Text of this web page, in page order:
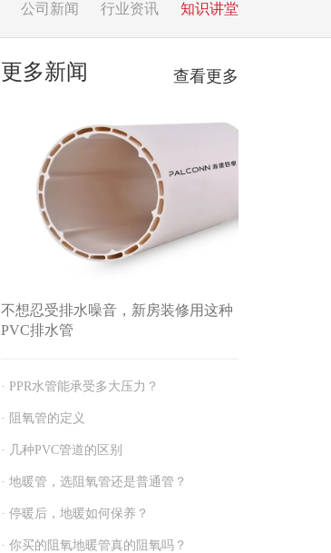
公司新闻 行业资讯 知识讲堂
更多新闻 查看更多
不想忍受排水噪音，新房装修用这种
PVC排水管
· PPR水管能承受多大压力？
· 阻氧管的定义
· 几种PVC管道的区别
· 地暖管，选阻氧管还是普通管？
· 停暖后，地暖如何保养？
· 你买的阻氧地暖管真的阻氧吗？